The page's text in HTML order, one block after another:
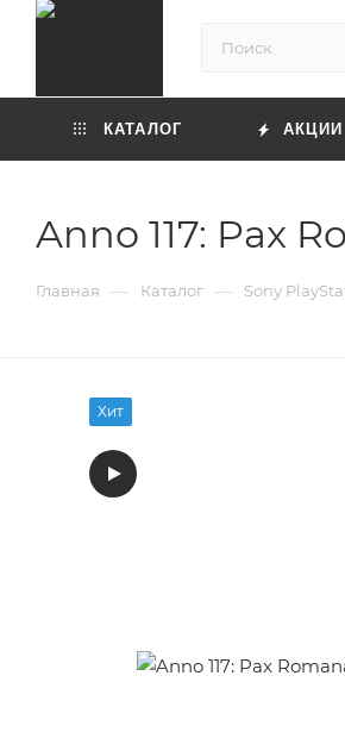
КАТАЛОГ АКЦИИ
Anno 117: Pax
Главная — Каталог — Sony
Хит